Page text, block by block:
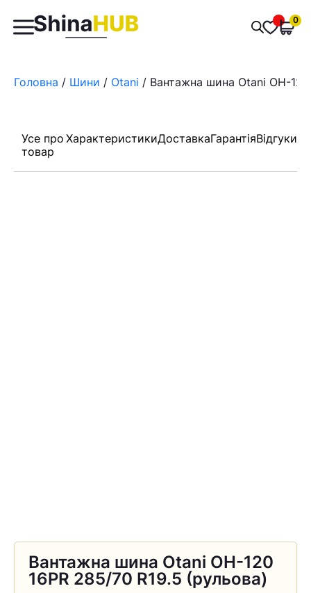
Пошук
товарів
0
Головна / Шини / Otani / Вантажна шина Otani OH-
Усе про
товар
ХарактеристикиДоставкаГарантіяВідгуки
Вантажна шина Otani OH-120
16PR 285/70 R19.5 (рульова)